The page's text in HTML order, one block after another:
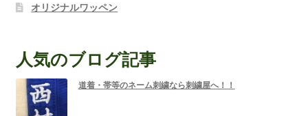
オリジナルワッペン
人気のブログ記事
道着・帯等のネーム刺繍なら刺繍屋へ！！